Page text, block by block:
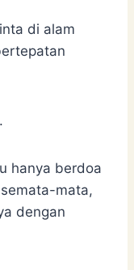
di alam
قُلۡ إِنَّمَآ أَدۡعُواْ رَبِّي وَلَآ أُشۡرِكُ بِهِۦٓ أَحَدا.
hanya berdoa
mata,
dengan